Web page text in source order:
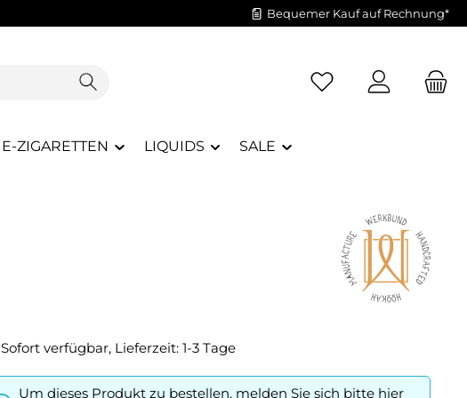
Bequemer Kauf auf Rechnung*
Du hast 0 Produkte
E-ZIGARETTEN LIQUIDS SALE
Sofort verfügbar, Lieferzeit: 1-3 Tage
Um dieses Produkt zu bestellen, melden Sie sich bitte hier